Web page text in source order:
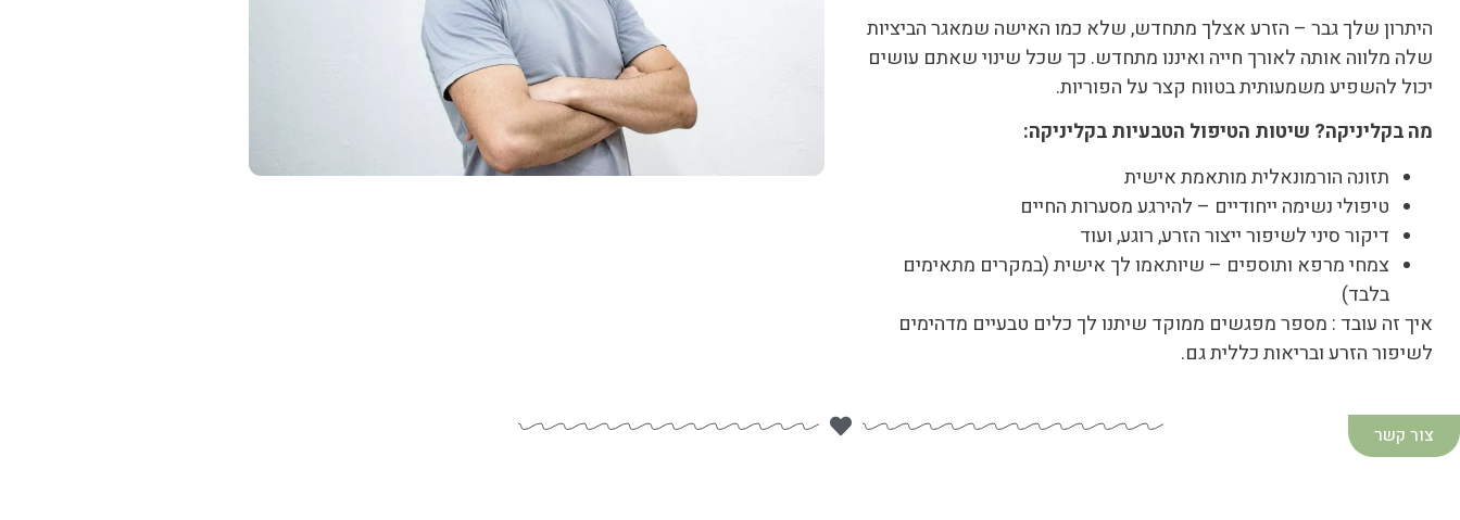
צור קשר
היתרון שלך גבר – הזרע אצלך מתחדש, שלא כמו האישה שמאגר הביציות
שלה מלווה אותה לאורך חייה ואיננו מתחדש. כך שכל שינוי שאתם עושים
יכול להשפיע משמעותית בטווח קצר על הפוריות.
מה בקליניקה? שיטות הטיפול הטבעיות בקליניקה:
תזונה הורמונאלית מותאמת אישית
טיפולי נשימה ייחודיים – להירגע מסערות החיים
דיקור סיני לשיפור ייצור הזרע, רוגע, ועוד
צמחי מרפא ותוספים – שיותאמו לך אישית (במקרים מתאימים
בלבד)
איך זה עובד : מספר מפגשים ממוקד שיתנו לך כלים טבעיים מדהימים
לשיפור הזרע ובריאות כללית גם.